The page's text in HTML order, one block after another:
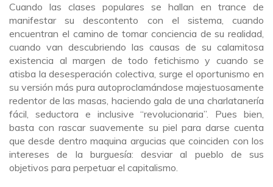
Cuando las clases populares se hallan en trance de
manifestar su descontento con el sistema, cuando
encuentran el camino de tomar conciencia de su realidad,
cuando van descubriendo las causas de su calamitosa
existencia al margen de todo fetichismo y cuando se
atisba la desesperación colectiva, surge el oportunismo en
su versión más pura autoproclamándose majestuosamente
redentor de las masas, haciendo gala de una charlatanería
fácil, seductora e inclusive “revolucionaria”. Pues bien,
basta con rascar suavemente su piel para darse cuenta
que desde dentro maquina argucias que coinciden con los
intereses de la burguesía: desviar al pueblo de sus
objetivos para perpetuar el capitalismo.